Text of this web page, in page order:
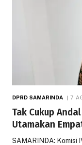
DPRD SAMARINDA 7
Tak Cukup
Utamakan
SAMARINDA: Komisi